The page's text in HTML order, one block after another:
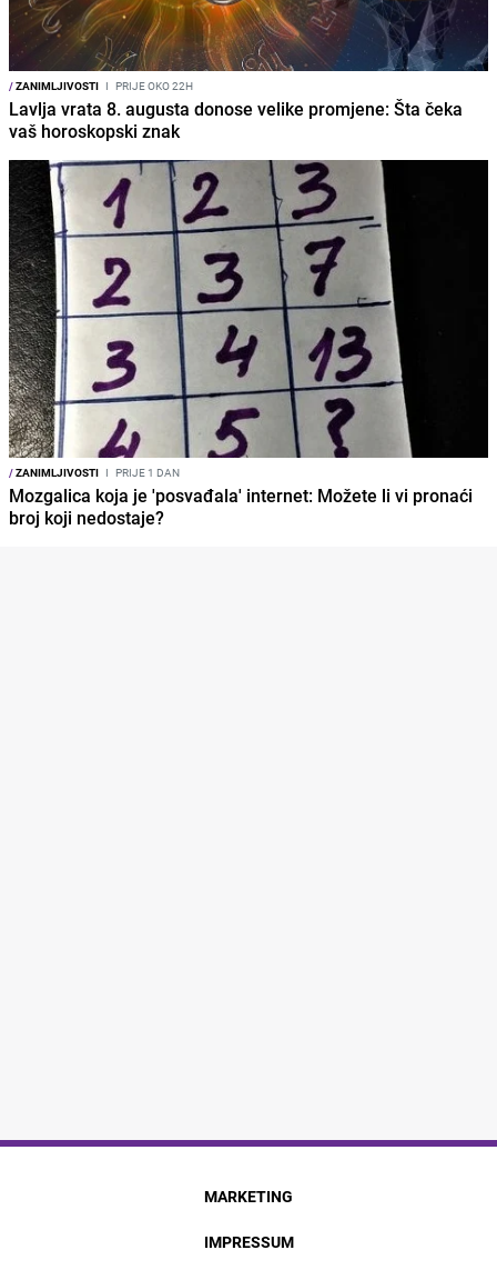
/ZANIMLJIVOSTI I PRIJE OKO 22H
Lavlja vrata 8. augusta donose velike promjene: Šta čeka
vaš horoskopski znak
/ZANIMLJIVOSTI I PRIJE 1 DAN
Mozgalica koja je 'posvađala' internet: Možete li vi pronaći
broj koji nedostaje?
MARKETING
IMPRESSUM